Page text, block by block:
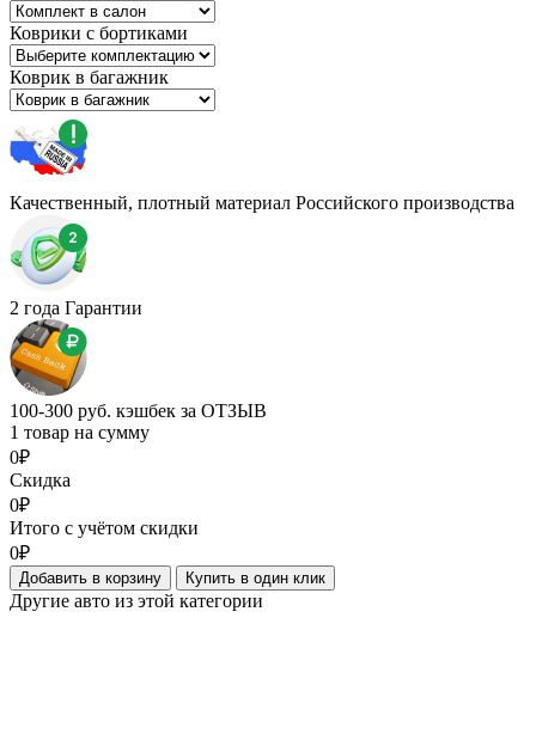
Коврики с бортиками
Коврик в багажник
Качественный, плотный материал Российского производства
2 года Гарантии
100-300 руб. кэшбек за ОТЗЫВ
1 товар на сумму
0₽
Скидка
0₽
Итого с учётом скидки
0₽
Добавить в корзину Купить в один клик
Другие авто из этой категории